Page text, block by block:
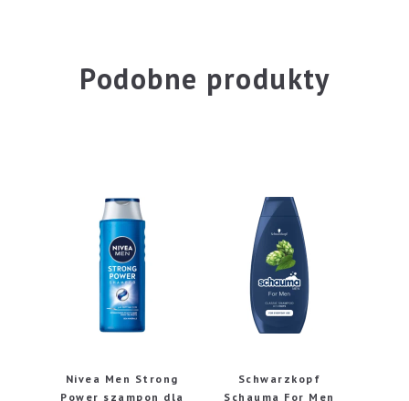
Podobne produkty
Nivea Men Strong
Power szampon dla
Schwarzkopf
Schauma For Men